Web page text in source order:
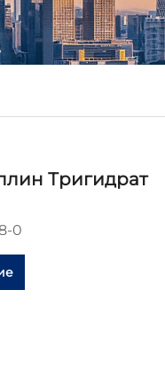
Тригидрат
0